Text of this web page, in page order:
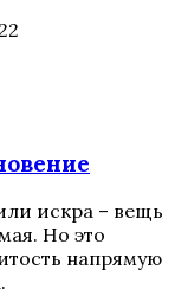
искра – вещь
Но это
напрямую